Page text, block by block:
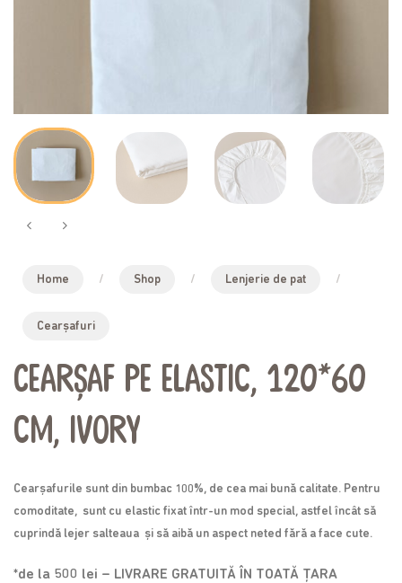
Home / Shop / Lenjerie de pat /
Cearșafuri
Cearșaf pe elastic, 120*60
cm, ivory
Cearşafurile sunt din bumbac 100%, de cea mai bună calitate. Pentru
comoditate, sunt cu elastic fixat într-un mod special, astfel încât să
cuprindă lejer salteaua și să aibă un aspect neted fără a face cute.
*de la 500 lei – LIVRARE GRATUITĂ ÎN TOATĂ ȚARA